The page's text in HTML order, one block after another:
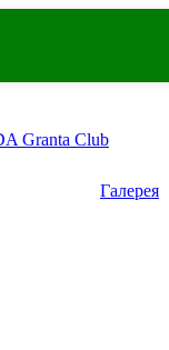
Granta Club
Галерея